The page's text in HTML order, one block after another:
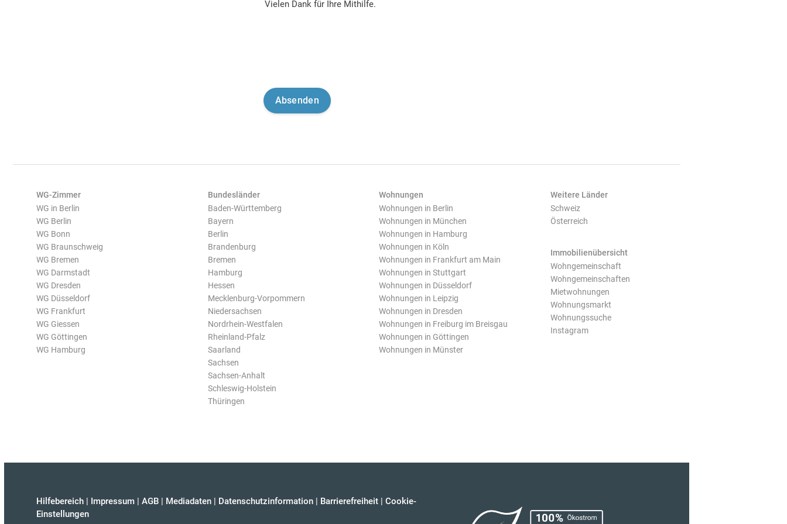
Vielen Dank für Ihre Mithilfe.
WG-Zimmer
WG in Berlin
WG Berlin
WG Bonn
WG Braunschweig
WG Bremen
WG Darmstadt
WG Dresden
WG Düsseldorf
WG Frankfurt
WG Giessen
WG Göttingen
WG Hamburg
Bundesländer
Baden-Württemberg
Bayern
Berlin
Brandenburg
Bremen
Hamburg
Hessen
Mecklenburg-Vorpommern
Niedersachsen
Nordrhein-Westfalen
Rheinland-Pfalz
Saarland
Sachsen
Sachsen-Anhalt
Schleswig-Holstein
Thüringen
Wohnungen
Wohnungen in Berlin
Wohnungen in München
Wohnungen in Hamburg
Wohnungen in Köln
Wohnungen in Frankfurt am Main
Wohnungen in Stuttgart
Wohnungen in Düsseldorf
Wohnungen in Leipzig
Wohnungen in Dresden
Wohnungen in Freiburg im Breisgau
Wohnungen in Göttingen
Wohnungen in Münster
Weitere Länder
Schweiz
Österreich
Immobilienübersicht
Wohngemeinschaft
Wohngemeinschaften
Mietwohnungen
Wohnungsmarkt
Wohnungssuche
Instagram
Hilfebereich | Impressum | AGB | Mediadaten | Datenschutzinformation | Barrierefreiheit | Cookie-
Einstellungen